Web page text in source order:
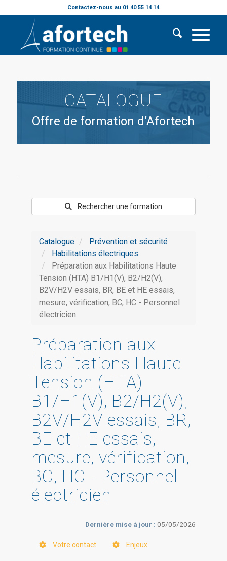
Contactez-nous au 01 40 55 14 14
CATALOGUE
Offre de formation d’Afortech
Rechercher une formation
Catalogue
Prévention et sécurité
Habilitations électriques
Préparation aux Habilitations Haute
Tension (HTA) B1/H1(V), B2/H2(V),
B2V/H2V essais, BR, BE et HE essais,
mesure, vérification, BC, HC - Personnel
électricien
Préparation aux
Habilitations Haute
Tension (HTA)
B1/H1(V), B2/H2(V),
B2V/H2V essais, BR,
BE et HE essais,
mesure, vérification,
BC, HC - Personnel
électricien
Dernière mise à jour : 05/05/2026
Votre contact Enjeux